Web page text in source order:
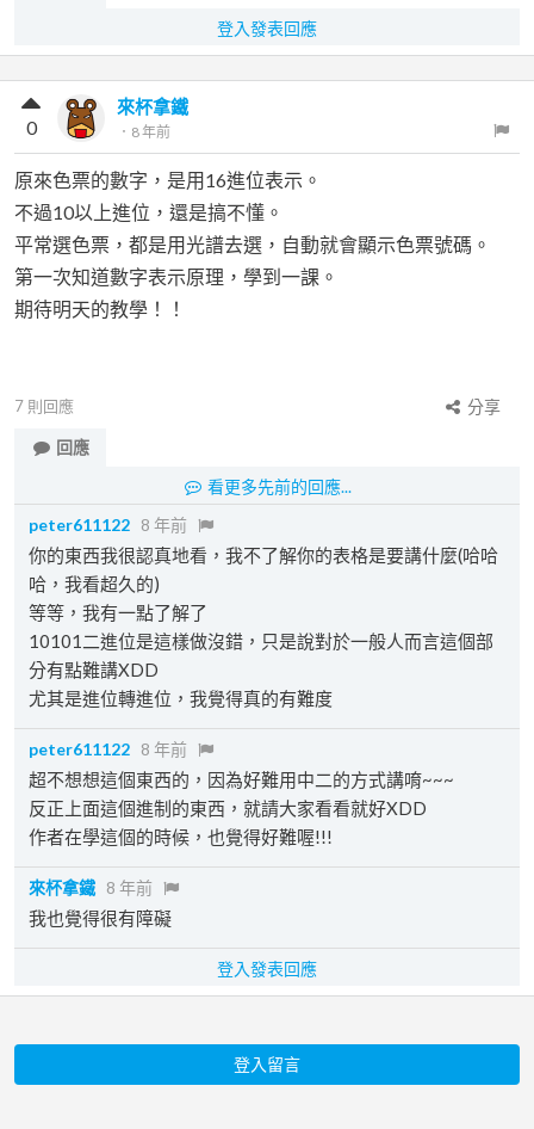
登入發表回應
來杯拿鐵
． 8 年前
0
原來色票的數字，是用16進位表示。
不過10以上進位，還是搞不懂。
平常選色票，都是用光譜去選，自動就會顯示色票號碼。
第一次知道數字表示原理，學到一課。
期待明天的教學！！
7 則回應
分享
回應
看更多先前的回應...
peter611122 8 年前
你的東西我很認真地看，我不了解你的表格是要講什麼(哈哈
哈，我看超久的)
等等，我有一點了解了
10101二進位是這樣做沒錯，只是說對於一般人而言這個部
分有點難講XDD
尤其是進位轉進位，我覺得真的有難度
peter611122 8 年前
超不想想這個東西的，因為好難用中二的方式講唷~~~
反正上面這個進制的東西，就請大家看看就好XDD
作者在學這個的時候，也覺得好難喔!!!
來杯拿鐵 8 年前
我也覺得很有障礙
登入發表回應
登入留言